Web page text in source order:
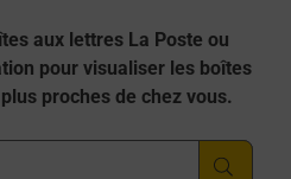
aux lettres La Poste ou
pour visualiser les boîtes
proches de chez vous.